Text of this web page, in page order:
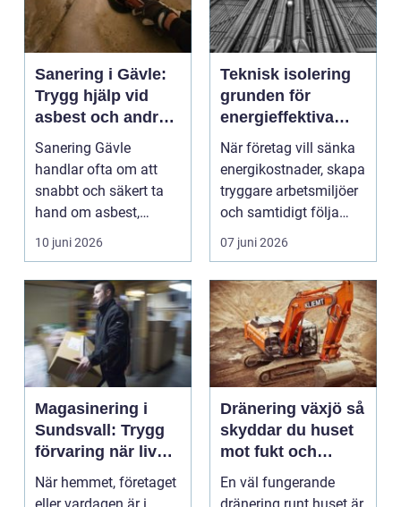
Sanering i Gävle:
Trygg hjälp vid
asbest och andra
skador
Sanering Gävle
handlar ofta om att
snabbt och säkert ta
hand om asbest,
mögel, brand-...
10 juni 2026
Teknisk isolering
grunden för
energieffektiva
och säkra
installationer
När företag vill sänka
energikostnader, skapa
tryggare arbetsmiljöer
och samtidigt följa
lagkrav, ha...
07 juni 2026
Magasinering i
Sundsvall: Trygg
förvaring när livet
förändras
När hemmet, företaget
Dränering växjö så
skyddar du huset
mot fukt och
vattenskador
En väl fungerande